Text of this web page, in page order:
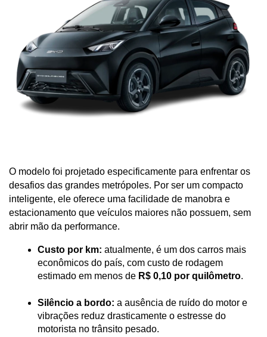
O modelo foi projetado especificamente para enfrentar os
desafios das grandes metrópoles. Por ser um compacto
inteligente, ele oferece uma facilidade de manobra e
estacionamento que veículos maiores não possuem, sem
abrir mão da performance.
Custo por km: atualmente, é um dos carros mais
econômicos do país, com custo de rodagem
estimado em menos de R$ 0,10 por quilômetro.
Silêncio a bordo: a ausência de ruído do motor e
vibrações reduz drasticamente o estresse do
motorista no trânsito pesado.